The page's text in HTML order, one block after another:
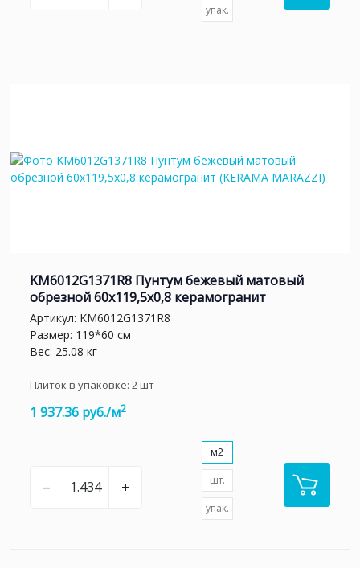
упак.
KM6012G1371R8 Пунтум бежевый матовый
обрезной 60x119,5x0,8 керамогранит
Артикул: KM6012G1371R8
Размер: 119*60 см
Вес: 25.08 кг
Плиток в упаковке: 2шт
1 937.36 руб./м2
– +
м2
шт.
упак.